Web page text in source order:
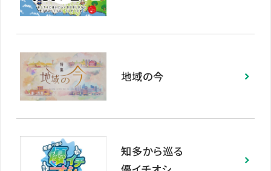
地域の今
知多から巡る